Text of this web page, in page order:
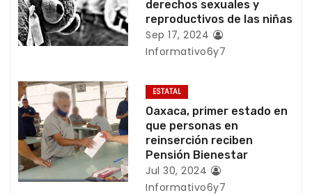
t
a
d
a
s
derechos sexuales y
reproductivos de las niñas
Sep 17, 2024
Informativo6y7
ESTATAL
Oaxaca, primer estado en
que personas en
reinserción reciben
Pensión Bienestar
Jul 30, 2024
Informativo6y7